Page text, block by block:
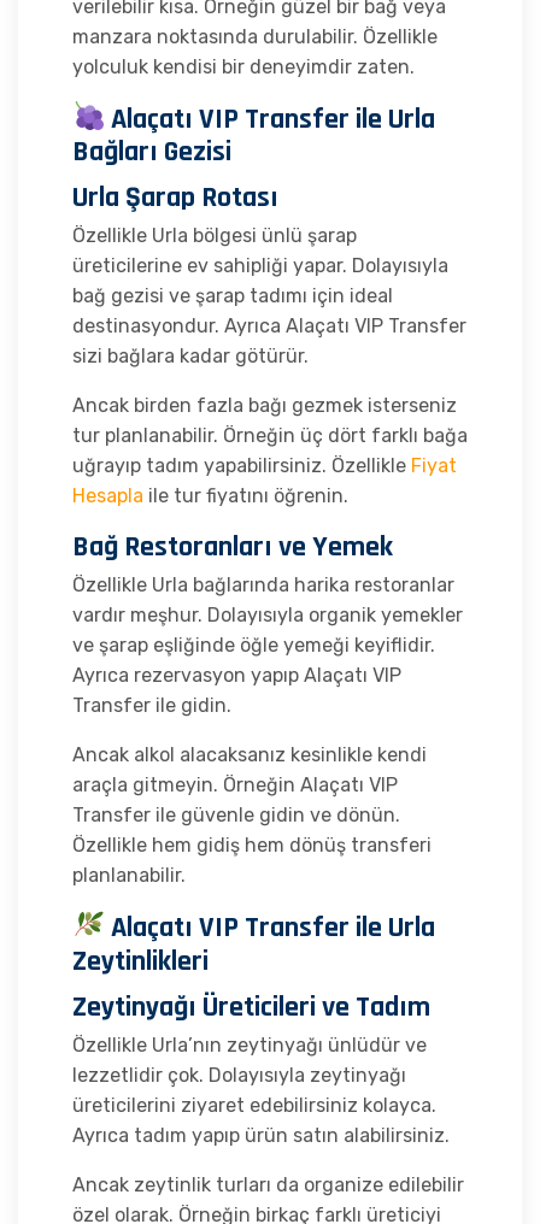
verilebilir kısa. Örneğin güzel bir bağ veya
manzara noktasında durulabilir. Özellikle
yolculuk kendisi bir deneyimdir zaten.
Alaçatı VIP Transfer ile Urla
Bağları Gezisi
Urla Şarap Rotası
Özellikle Urla bölgesi ünlü şarap
üreticilerine ev sahipliği yapar. Dolayısıyla
bağ gezisi ve şarap tadımı için ideal
destinasyondur. Ayrıca Alaçatı VIP Transfer
sizi bağlara kadar götürür.
Ancak birden fazla bağı gezmek isterseniz
tur planlanabilir. Örneğin üç dört farklı bağa
uğrayıp tadım yapabilirsiniz. Özellikle Fiyat
Hesapla ile tur fiyatını öğrenin.
Bağ Restoranları ve Yemek
Özellikle Urla bağlarında harika restoranlar
vardır meşhur. Dolayısıyla organik yemekler
ve şarap eşliğinde öğle yemeği keyiflidir.
Ayrıca rezervasyon yapıp Alaçatı VIP
Transfer ile gidin.
Ancak alkol alacaksanız kesinlikle kendi
araçla gitmeyin. Örneğin Alaçatı VIP
Transfer ile güvenle gidin ve dönün.
Özellikle hem gidiş hem dönüş transferi
planlanabilir.
Alaçatı VIP Transfer ile Urla
Zeytinlikleri
Zeytinyağı Üreticileri ve Tadım
Özellikle Urla’nın zeytinyağı ünlüdür ve
lezzetlidir çok. Dolayısıyla zeytinyağı
üreticilerini ziyaret edebilirsiniz kolayca.
Ayrıca tadım yapıp ürün satın alabilirsiniz.
Ancak zeytinlik turları da organize edilebilir
özel olarak. Örneğin birkaç farklı üreticiyi